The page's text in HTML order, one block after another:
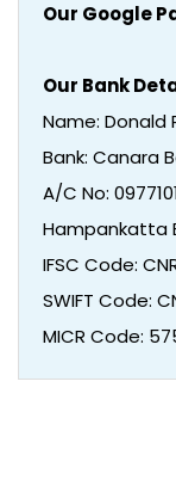
Our Google
Our Bank
Name: Donald
Bank: Canara
A/C No:
Hampankatta
IFSC Code:
SWIFT Code:
MICR Code: